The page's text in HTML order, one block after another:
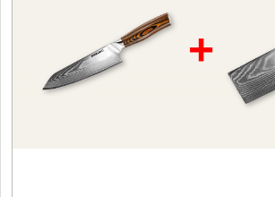
Doplňky k nožům
Vodní filtry a konvice +